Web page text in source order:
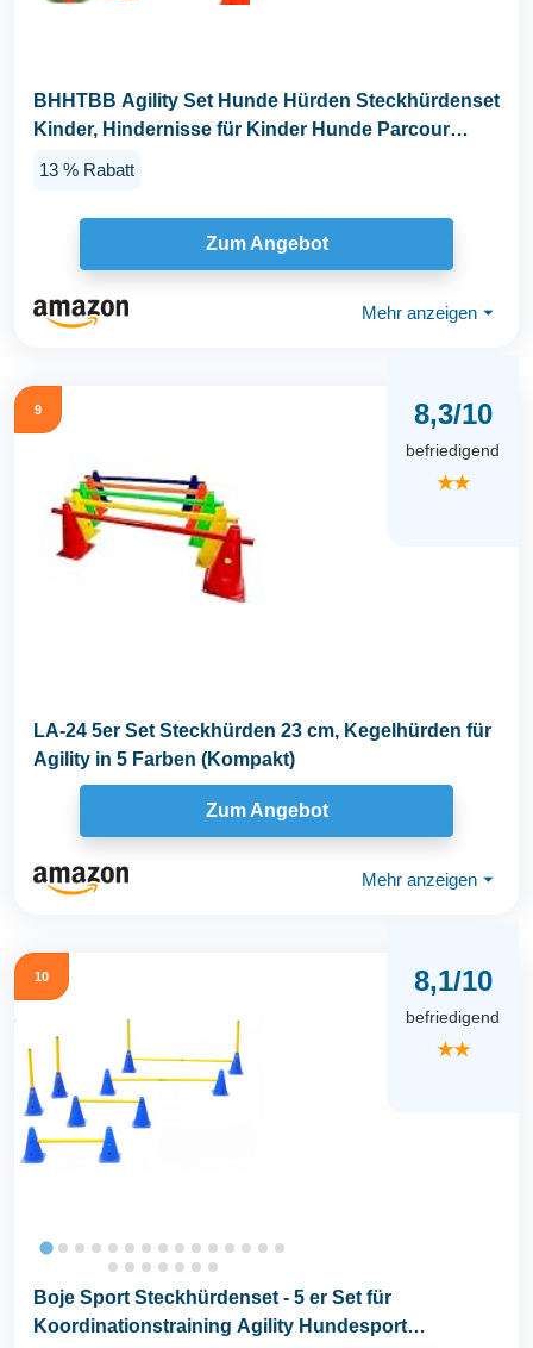
BHHTBB Agility Set Hunde Hürden Steckhürdenset
Kinder, Hindernisse für Kinder Hunde Parcour
13 % Rabatt
Zum Angebot
Mehr anzeigen ⏷
9 8,3/10
befriedigend
★★
LA-24 5er Set Steckhürden 23 cm, Kegelhürden für
Agility in 5 Farben (Kompakt)
Zum Angebot
Mehr anzeigen ⏷
10 8,1/10
befriedigend
★★
Boje Sport Steckhürdenset - 5 er Set für
Koordinationstraining Agility Hundesport